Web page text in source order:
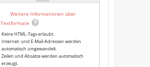
Weitere Informationen über
Textformate
Keine HTML-Tags erlaubt.
Internet- und E-Mail-Adressen werden
automatisch umgewandelt.
Zeilen und Absätze werden automatisch
erzeugt.